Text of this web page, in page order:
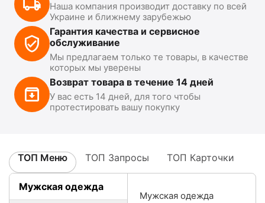
Наша компания производит доставку по всей
Украине и ближнему зарубежью
Гарантия качества и сервисное
обслуживание
Мы предлагаем только те товары, в качестве
которых мы уверены
Возврат товара в течение 14 дней
У вас есть 14 дней, для того чтобы
протестировать вашу покупку
ТОП Меню ТОП Запросы ТОП Карточки
Мужская одежда
Мужская одежда